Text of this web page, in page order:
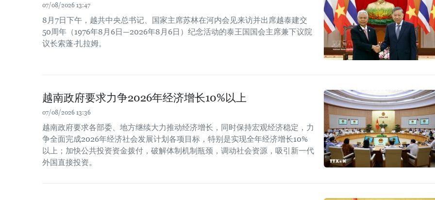
07/08/2026 13:47
8月7日下午，越共中央总书记、国家主席苏林在河内会见来访并出席越泰建交
50周年（1976年8月6日—2026年8月6日）纪念活动的泰王国国会主席兼下议院
议长索蓬·扎拉姆。
越南政府要求力争2026年经济增长10%以上
07/08/2026 13:36
越南政府要求各部委、地方继续大力推动经济增长，同时保持宏观经济稳定，力
争全面完成2026年经济社会发展计划各项目标，特别是实现全年经济增长10%
以上；加快公共投资资金拨付，破解体制机制瓶颈，调动社会资源，吸引新一代
外国直接投资。